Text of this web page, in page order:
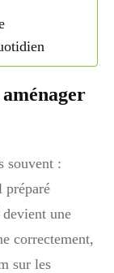
souvent :
préparé
une
correctement,
sur les